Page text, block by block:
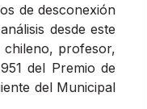
de desconexión
desde este
profesor,
del Premio de
del Municipal